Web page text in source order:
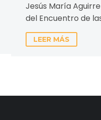
Jesús María
del Encuentro de
se está celebrando
días, mucha…
LEER MÁS